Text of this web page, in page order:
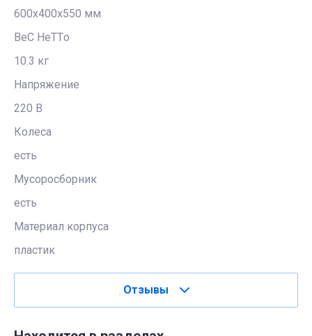
600x400x550 мм
BeC HeTTо
10.3 кг
Напряжение
220 B
Колеса
есть
Мусоросборник
eсть
Материал корпуса
пластик
Отзывы